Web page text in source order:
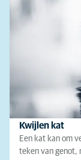
Kwijlen kat
Een kat kan om
teken van genot,